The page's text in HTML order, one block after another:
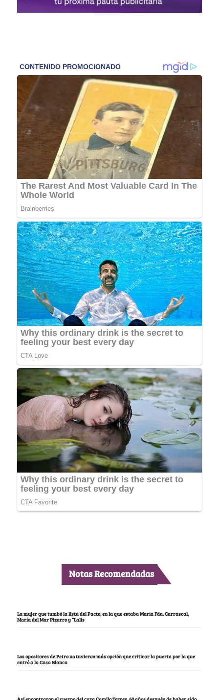
Notas Recomendadas
La mujer que tumbó la lista del Pacto, en la que estaba María Fda. Carrascal,
María del Mar Pizarro y “Lalis
Los opositores de Petro no tuvieron más opción que criticar la puerta por la que
entró a la Casa Blanca